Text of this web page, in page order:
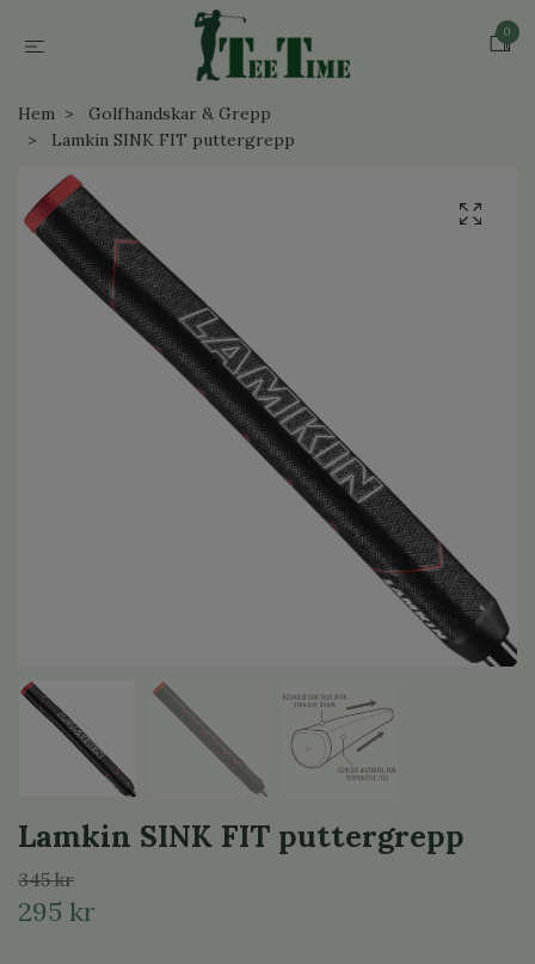
0
Hem
Golfhandskar & Grepp
Lamkin SINK FIT puttergrepp
Lamkin SINK FIT puttergrepp
345 kr
295 kr